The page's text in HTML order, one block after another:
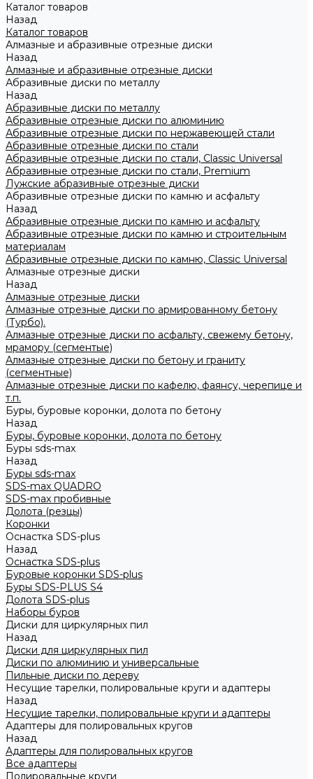
Каталог товаров
Назад
Каталог товаров
Алмазные и абразивные отрезные диски
Назад
Алмазные и абразивные отрезные диски
Абразивные диски по металлу
Назад
Абразивные диски по металлу
Абразивные отрезные диски по алюминию
Абразивные отрезные диски по нержавеющей стали
Абразивные отрезные диски по стали
Абразивные отрезные диски по стали, Classic Universal
Абразивные отрезные диски по стали, Premium
Лужские абразивные отрезные диски
Абразивные отрезные диски по камню и асфальту
Назад
Абразивные отрезные диски по камню и асфальту
Абразивные отрезные диски по камню и строительным
материалам
Абразивные отрезные диски по камню, Classic Universal
Алмазные отрезные диски
Назад
Алмазные отрезные диски
Алмазные отрезные диски по армированному бетону
(Турбо).
Алмазные отрезные диски по асфальту, свежему бетону,
мрамору (сегментые)
Алмазные отрезные диски по бетону и граниту
(сегментные)
Алмазные отрезные диски по кафелю, фаянсу, черепице и
т.п.
Буры, буровые коронки, долота по бетону
Назад
Буры, буровые коронки, долота по бетону
Буры sds-max
Назад
Буры sds-max
SDS-max QUADRO
SDS-max пробивные
Долота (резцы)
Коронки
Оснастка SDS-plus
Назад
Оснастка SDS-plus
Буровые коронки SDS-plus
Буры SDS-PLUS S4
Долота SDS-plus
Наборы буров
Диски для циркулярных пил
Назад
Диски для циркулярных пил
Диски по алюминию и универсальные
Пильные диски по дереву
Несущие тарелки, полировальные круги и адаптеры
Назад
Несущие тарелки, полировальные круги и адаптеры
Адаптеры для полировальных кругов
Назад
Адаптеры для полировальных кругов
Все адаптеры
Полировальные круги